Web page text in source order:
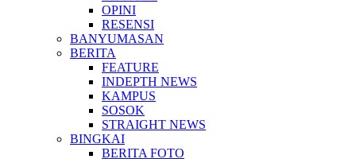
OPINI
RESENSI
BANYUMASAN
BERITA
FEATURE
INDEPTH NEWS
KAMPUS
SOSOK
STRAIGHT NEWS
BINGKAI
BERITA FOTO